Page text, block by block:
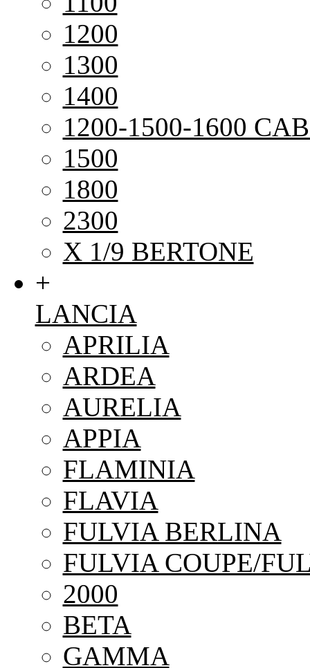
1200
1300
1400
1200-1500-1600
1500
1800
2300
X 1/9 BERTONE
+
LANCIA
APRILIA
ARDEA
AURELIA
APPIA
FLAMINIA
FLAVIA
FULVIA BERLINA
FULVIA COUPE/
2000
BETA
GAMMA